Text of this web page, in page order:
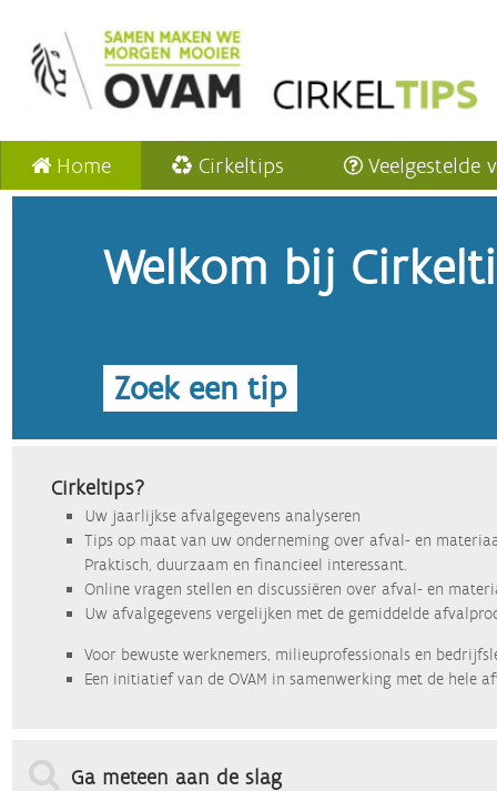
Home Cirkeltips Veelgestelde
Welkom bij
Zoek een tip
Cirkeltips?
Uw jaarlijkse afvalgegevens analyseren
Tips op maat van uw onderneming over afval- en
Praktisch, duurzaam en financieel interessant.
Online vragen stellen en discussiëren over afval- en
Uw afvalgegevens vergelijken met de gemiddelde
Voor bewuste werknemers, milieuprofessionals en
Een initiatief van de OVAM in samenwerking met de hele
Ga meteen aan de slag